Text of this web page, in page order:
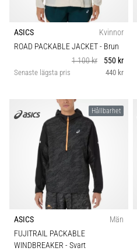
ASICS
Kvinnor
ROAD PACKABLE JACKET- Brun
1 100 kr
550 kr
Senaste lägsta pris 440 kr
Hållbarhet
ASICS
Män
FUJITRAIL PACKABLE
WINDBREAKER - Svart